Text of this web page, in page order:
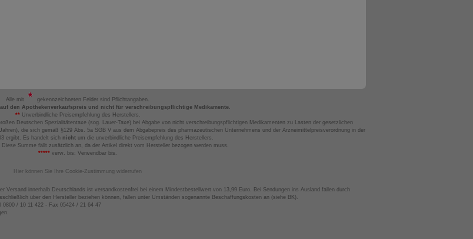
Alle mit
gekennzeichneten Felder sind Pflichtangaben.
den Apothekenverkaufspreis und nicht für verschreibungspflichtige Medikamente.
**Unverbindliche Preisempfehlung des Herstellers.
Deutschen Spezialitätentaxe (sog. Lauer-Taxe) bei Abgabe von nicht verschreibungspflichtigen Medikamenten zu Lasten der gesetzlichen
die sich gemäß §129 Abs. 5a SGB V aus dem Abgabepreis des pharmazeutischen Unternehmens und der Arzneimittelpreisverordnung in der
ergibt. Es handelt sich nicht um die unverbindliche Preisempfehlung des Herstellers.
Summe fällt zusätzlich an, da der Artikel direkt vom Hersteller bezogen werden muss.
***** verw. bis: Verwendbar bis.
Hier können Sie Ihre Cookie-Zustimmung widerrufen
Versand innerhalb Deutschlands ist versandkostenfrei bei einem Mindestbestellwert von 13,99 Euro. Bei Sendungen ins Ausland fallen durch
über den Hersteller beziehen können, fallen unter Umständen sogenannte Beschaffungskosten an (siehe BK).
/ 10 11 422 - Fax 05424 / 21 64 47